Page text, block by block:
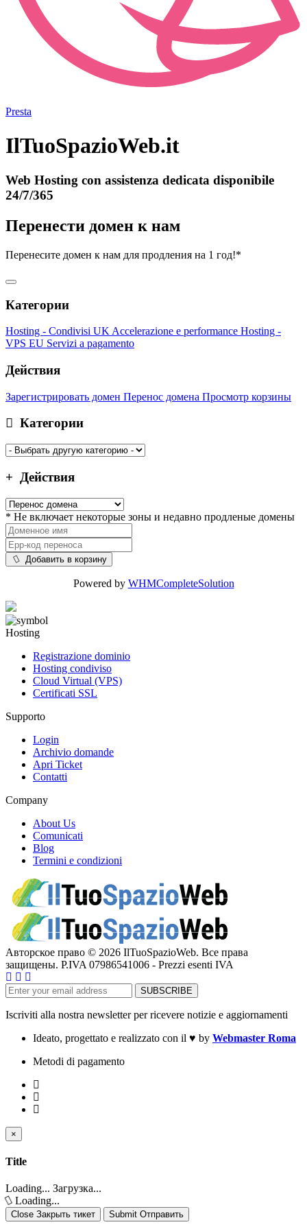
Presta
IlTuoSpazioWeb.it
Web Hosting con assistenza dedicata disponibile
24/7/365
Перенести домен к нам
Перенесите домен к нам для продления на 1 год!*
Категории
Hosting - Condivisi UK Accelerazione e performance Hosting -
VPS EU Servizi a pagamento
Действия
Зарегистрировать домен Перенос домена Просмотр корзины
Категории
Действия
* Не включает некоторые зоны и недавно продленые домены
Добавить в корзину
Powered by WHMCompleteSolution
Hosting
Registrazione dominio
Hosting condiviso
Cloud Virtual (VPS)
Certificati SSL
Supporto
Login
Archivio domande
Apri Ticket
Contatti
Company
About Us
Comunicati
Blog
Termini e condizioni
Авторское право © 2026 IlTuoSpazioWeb. Все права
защищены. P.IVA 07986541006 - Prezzi esenti IVA
Iscriviti alla nostra newsletter per ricevere notizie e aggiornamenti
Ideato, progettato e realizzato con il ♥ by Webmaster Roma
Metodi di pagamento
×
Close
Закрыть тикет
Title
Loading... Загрузка...
Loading...
Close Закрыть тикет Submit Отправить